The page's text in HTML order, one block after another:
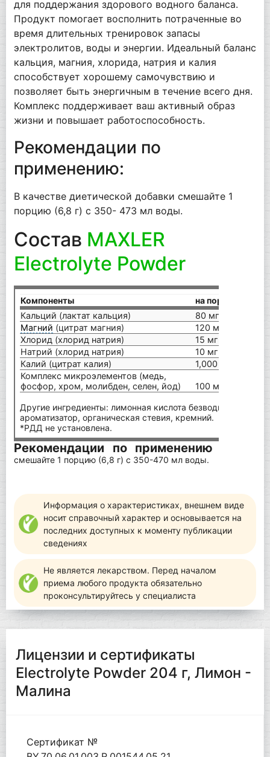
для поддержания здорового водного баланса.
Продукт помогает восполнить потраченные во
время длительных тренировок запасы
электролитов, воды и энергии. Идеальный баланс
кальция, магния, хлорида, натрия и калия
способствует хорошему самочувствию и
позволяет быть энергичным в течение всего дня.
Комплекс поддерживает ваш активный образ
жизни и повышает работоспособность.
Рекомендации по
применению:
В качестве диетической добавки смешайте 1
порцию (6,8 г) с 350- 473 мл воды.
Состав MAXLER
Electrolyte Powder
Компоненты
на порцию (6,8 г)
Кальций (лактат кальция)
80 мг
Магний (цитрат магния)
120 мг
Хлорид (хлорид натрия)
15 мг
Натрий (хлорид натрия)
10 мг
Калий (цитрат калия)
1,000 мг
Комплекс микроэлементов (медь,
фосфор, хром, молибден, селен, йод)
100 мг
Другие ингредиенты: лимонная кислота безводная,
ароматизатор, органическая стевия, кремний.
*РДД не установлена.
Рекомендации по применению
смешайте 1 порцию (6,8 г) с 350-470 мл воды.
Информация о характеристиках, внешнем виде
носит справочный характер и основывается на
последних доступных к моменту публикации
сведениях
Не является лекарством. Перед началом
приема любого продукта обязательно
проконсультируйтесь у специалиста
Лицензии и сертификаты
Electrolyte Powder 204 г, Лимон -
Малина
Сертификат №